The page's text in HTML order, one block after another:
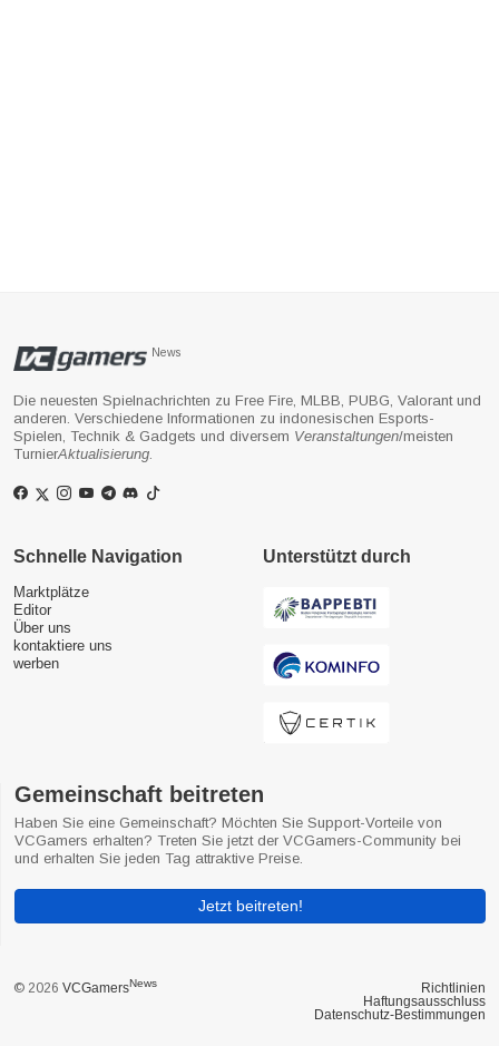
News
Die neuesten Spielnachrichten zu Free Fire, MLBB, PUBG, Valorant und
anderen. Verschiedene Informationen zu indonesischen Esports-
Spielen, Technik & Gadgets und diversem Veranstaltungen/meisten
TurnierAktualisierung.
Schnelle Navigation
Marktplätze
Editor
Über uns
kontaktiere uns
werben
Unterstützt durch
Gemeinschaft beitreten
Haben Sie eine Gemeinschaft? Möchten Sie Support-Vorteile von
VCGamers erhalten? Treten Sie jetzt der VCGamers-Community bei
und erhalten Sie jeden Tag attraktive Preise.
Jetzt beitreten!
© 2026 VCGamersNews
Richtlinien
Haftungsausschluss
Datenschutz-Bestimmungen